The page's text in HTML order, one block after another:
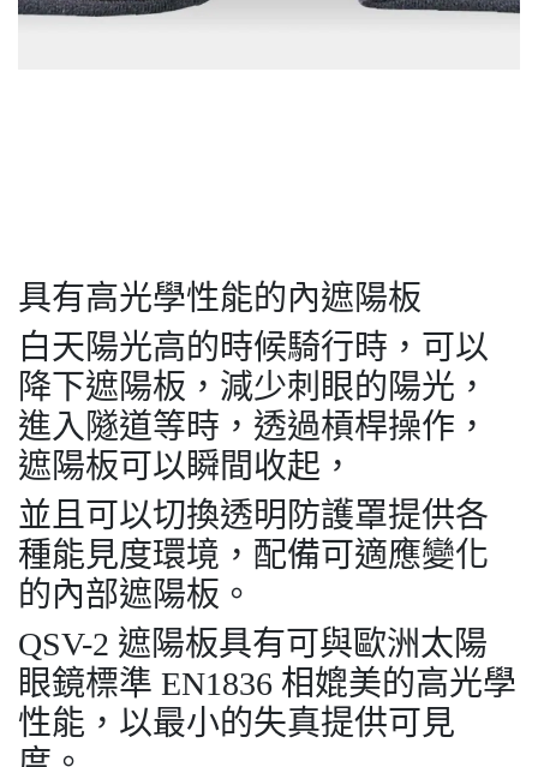
具有高光學性能的內遮陽板
白天陽光高的時候騎行時，可以
降下遮陽板，減少刺眼的陽光，
進入隧道等時，透過槓桿操作，
遮陽板可以瞬間收起，
並且可以切換透明防護罩提供各
種能見度環境，配備可適應變化
的內部遮陽板。
QSV-2 遮陽板具有可與歐洲太陽
眼鏡標準 EN1836 相媲美的高光學
性能，以最小的失真提供可見